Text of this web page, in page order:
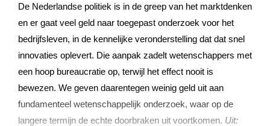
De Nederlandse politiek is in de greep van het marktdenken
en er gaat veel geld naar toegepast onderzoek voor het
bedrijfsleven, in de kennelijke veronderstelling dat dat snel
innovaties oplevert. Die aanpak zadelt wetenschappers met
een hoop bureaucratie op, terwijl het effect nooit is
bewezen. We geven daarentegen weinig geld uit aan
fundamenteel wetenschappelijk onderzoek, waar op de
langere termijn de echte doorbraken uit voortkomen. Uit: